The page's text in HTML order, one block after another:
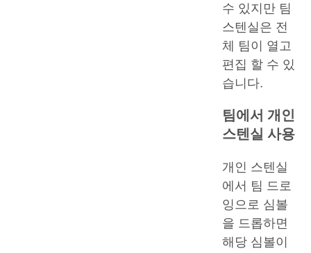
수 있지만 팀
스텐실은 전
체 팀이 열고
편집 할 수 있
습니다.
팀에서 개인
스텐실 사용
개인 스텐실
에서 팀 드로
잉으로 심볼
을 드롭하면
해당 심볼이